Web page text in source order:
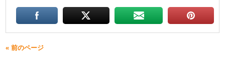
« 前のページ